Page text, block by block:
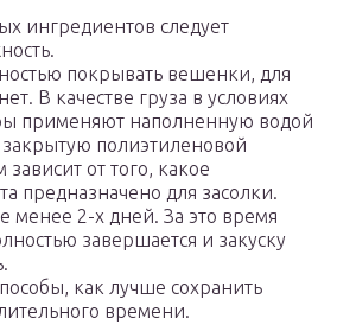
ингредиентов следует
покрывать вешенки, для
В качестве груза в условиях
применяют наполненную водой
полиэтиленовой
от того, какое
предназначено для засолки.
менее 2-х дней. За это время
завершается и закуску
как лучше сохранить
времени.